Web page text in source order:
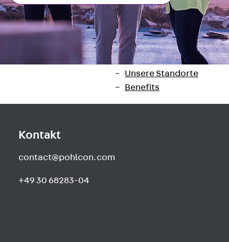
Newsletter
Presse
Karriere
Zurück Karriere
Stellenausschreibungen
Unsere Standorte
Benefits
Kontakt
contact@pohlcon.com
+49 30 68283-04